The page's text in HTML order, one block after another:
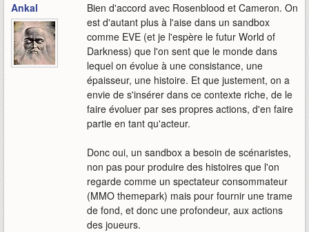
Ankal
Bien d'accord avec Rosenblood et Cameron. On
est d'autant plus à l'aise dans un sandbox
comme EVE (et je l'espère le futur World of
Darkness) que l'on sent que le monde dans
lequel on évolue à une consistance, une
épaisseur, une histoire. Et que justement, on a
envie de s'insérer dans ce contexte riche, de le
faire évoluer par ses propres actions, d'en faire
partie en tant qu'acteur.
Donc oui, un sandbox a besoin de scénaristes,
non pas pour produire des histoires que l'on
regarde comme un spectateur consommateur
(MMO themepark) mais pour fournir une trame
de fond, et donc une profondeur, aux actions
des joueurs.